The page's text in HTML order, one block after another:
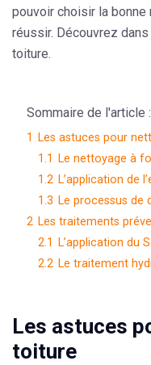
pouvoir choisir la
réussir. Découvrez
toiture.
Sommaire de l'article :
1
Les astuces pour
1.1
Le nettoyage à
1.2 L’application de
1.3 Le processus de
2 Les traitements
2.1
L’application du
2.2 Le traitement
Les astuces
toiture